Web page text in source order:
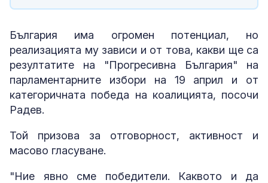
България има огромен потенциал, но
реализацията му зависи и от това, какви ще са
резултатите на "Прогресивна България" на
парламентарните избори на 19 април и от
категоричната победа на коалицията, посочи
Радев.
Той призова за отговорност, активност и
масово гласуване.
"Ние явно сме победители. Каквото и да